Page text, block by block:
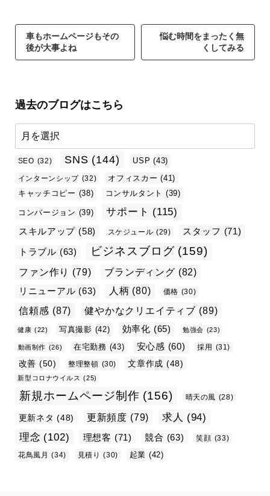
車もホームページもその
後が大事よね
悩む時間をまったく無
くしてみる
過去のブログはこちら
SEO (32) SNS (144) USP (43)
インターンシップ (32) オフィスカー (41)
キャッチコピー (38) コンサルタント (39)
コンバージョン (39) サポート (115)
スキルアップ (58) スケジュール (29) スタッフ (71)
トラブル (63) ビジネスブログ (159)
ファン作り (79) ブランディング (82)
リニューアル (63) 人柄 (80) 価格 (30)
信頼感 (87) 健やかなクリエイティブ (89)
健康 (22) 写真撮影 (42) 効率化 (65) 勉強会 (23)
動画制作 (26) 在宅勤務 (43) 安心感 (60) 採用 (31)
改善 (50) 整理整頓 (30) 文章作成 (48)
新型コロナウイルス (25)
新規ホームページ制作 (156) 晴天の風 (28)
更新ネタ (48) 更新頻度 (79) 求人 (94)
理念 (102) 理想客 (71) 競合 (63) 笑顔 (33)
花鳥風月 (34) 見積り (30) 起業 (42)